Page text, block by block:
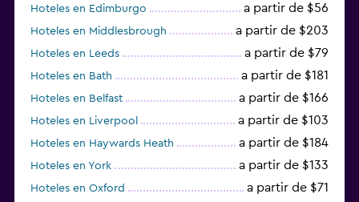
Hoteles en Edimburgo a partir de $56
Hoteles en Middlesbrough a partir de $203
Hoteles en Leeds a partir de $79
Hoteles en Bath a partir de $181
Hoteles en Belfast a partir de $166
Hoteles en Liverpool a partir de $103
Hoteles en Haywards Heath a partir de $184
Hoteles en York a partir de $133
Hoteles en Oxford a partir de $71